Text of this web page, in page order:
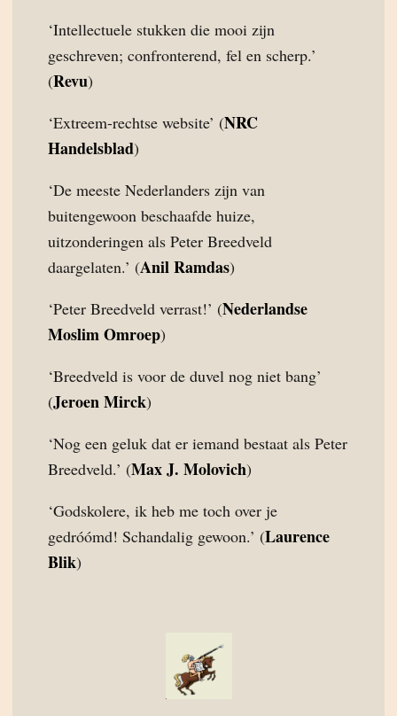
‘Intellectuele stukken die mooi zijn
geschreven; confronterend, fel en scherp.’
(Revu)
‘Extreem-rechtse website’ (NRC
Handelsblad)
‘De meeste Nederlanders zijn van
buitengewoon beschaafde huize,
uitzonderingen als Peter Breedveld
daargelaten.’ (Anil Ramdas)
‘Peter Breedveld verrast!’ (Nederlandse
Moslim Omroep)
‘Breedveld is voor de duvel nog niet bang’
(Jeroen Mirck)
‘Nog een geluk dat er iemand bestaat als Peter
Breedveld.’ (Max J. Molovich)
‘Godskolere, ik heb me toch over je
gedróómd! Schandalig gewoon.’ (Laurence
Blik)